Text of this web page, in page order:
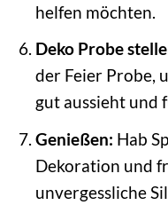
helfen möchten.
Deko Probe
der Feier Probe,
gut aussieht und
Genießen: Hab
Dekoration und
unvergessliche